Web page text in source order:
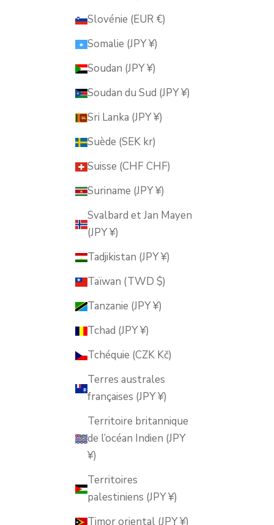
Slovénie (EUR €)
Somalie (JPY ¥)
Soudan (JPY ¥)
Soudan du Sud (JPY ¥)
Sri Lanka (JPY ¥)
Suède (SEK kr)
Suisse (CHF CHF)
Suriname (JPY ¥)
Svalbard et Jan Mayen
(JPY ¥)
Tadjikistan (JPY ¥)
Taïwan (TWD $)
Tanzanie (JPY ¥)
Tchad (JPY ¥)
Tchéquie (CZK Kč)
Terres australes
françaises (JPY ¥)
Territoire britannique
de l’océan Indien (JPY
¥)
Territoires
palestiniens (JPY ¥)
Timor oriental (JPY ¥)